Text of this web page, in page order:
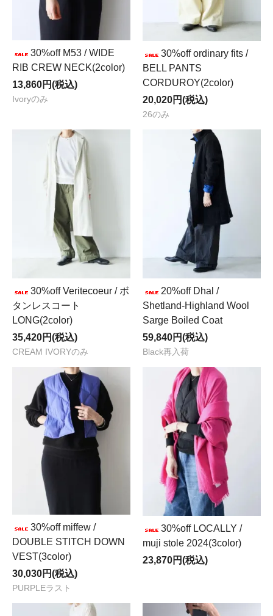
30%off M53 / WIDE
RIB CREW NECK(2color)
13,860円(税込)
Ivoryのみ
30%off ordinary fits /
BELL PANTS
CORDUROY(2color)
20,020円(税込)
26のみ
30%off Veritecoeur / ボ
タンレスコート
LONG(2color)
35,420円(税込)
CREAM IVORYのみ
20%off Dhal /
Shetland-Highland Wool
Sarge Boiled Coat
59,840円(税込)
Black再入荷
30%off miffew /
DOUBLE STITCH DOWN
VEST(3color)
30,030円(税込)
PURPLEラスト
30%off LOCALLY /
muji stole 2024(3color)
23,870円(税込)